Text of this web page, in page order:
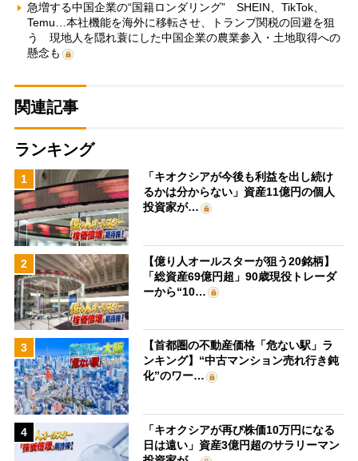
急増する中国企業の“国籍ロンダリング” SHEIN、TikTok、
Temu…本社機能を海外に移転させ、トランプ関税の回避を狙
う 現地人を隠れ蓑にした中国企業の農業参入・土地取得への
懸念も
関連記事
ランキング
1
「キオクシアが今後も利益を出し続け
るかは分からない」資産11億円の個人
投資家が…
2
【億り人オールスターが狙う20銘柄】
「総資産69億円超」90歳現役トレーダ
ーから“10…
3
【首都圏の不動産価格「危ない駅」ラ
ンキング】“中古マンション売れ行き鈍
化”のワー…
4
「キオクシアが再び株価10万円になる
日は遠い」資産3億円超のサラリーマン